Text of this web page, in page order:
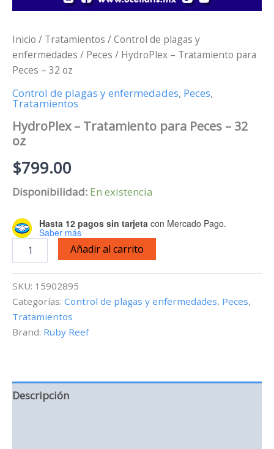
Inicio / Tratamientos /Control de plagas y
enfermedades / Peces / HydroPlex – Tratamiento para
Peces – 32 oz
Control de plagas y enfermedades, Peces,
Tratamientos
HydroPlex – Tratamiento para Peces – 32
oz
$799.00
Disponibilidad: En existencia
Hasta 12 pagos sin tarjeta con Mercado Pago.
Saber más
Peces
-
32
oz
Añadir al carrito
SKU: 15902895
Categorías: Control de plagas y enfermedades, Peces,
Tratamientos
Brand: Ruby Reef
Descripción